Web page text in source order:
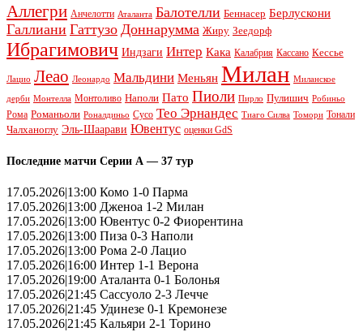
Аллегри Анчелотти Аталанта Балотелли Беннасер Берлускони
Галлиани Гаттузо Доннарумма Жиру Зеедорф
Ибрагимович Индзаги Интер Кака Калабрия Кассано Кессье
Лацио Леао Леонардо Мальдини Меньян Милан Миланское
дерби Монтелла Монтоливо Наполи Пато Пиоли Пирло Пулишич Робиньо
Рома Романьоли Роналдиньо Сусо Тео Эрнандес Тиаго Силва Томори Тонали
Чалханоглу Эль-Шаарави Ювентус оценки GdS
Последние матчи Серии А — 37 тур
17.05.2026|13:00 Комо 1-0 Парма
17.05.2026|13:00 Дженоа 1-2 Милан
17.05.2026|13:00 Ювентус 0-2 Фиорентина
17.05.2026|13:00 Пиза 0-3 Наполи
17.05.2026|13:00 Рома 2-0 Лацио
17.05.2026|16:00 Интер 1-1 Верона
17.05.2026|19:00 Аталанта 0-1 Болонья
17.05.2026|21:45 Сассуоло 2-3 Лечче
17.05.2026|21:45 Удинезе 0-1 Кремонезе
17.05.2026|21:45 Кальяри 2-1 Торино